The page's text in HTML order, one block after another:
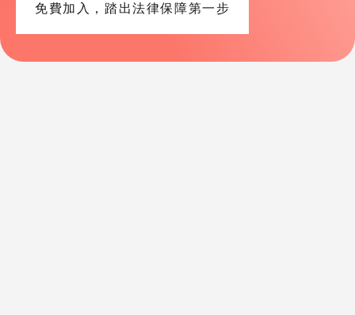
免費加入，踏出法律保障第一步